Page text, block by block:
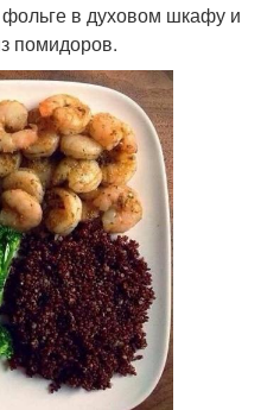
фольге в духовом шкафу и
помидоров.